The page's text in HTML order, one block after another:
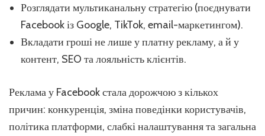
Розглядати мультиканальну стратегію (поєднувати
Facebook із Google, TikTok, email-маркетингом).
Вкладати гроші не лише у платну рекламу, а й у
контент, SEO та лояльність клієнтів.
Реклама у Facebook стала дорожчою з кількох
причин: конкуренція, зміна поведінки користувачів,
політика платформи, слабкі налаштування та загальна